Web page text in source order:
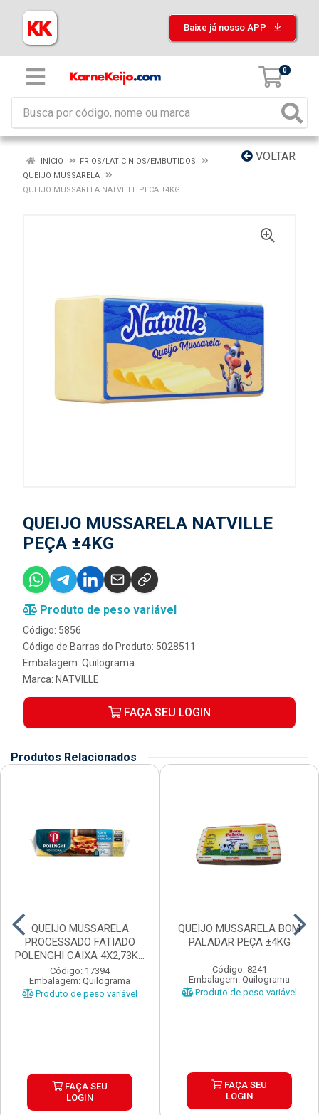
Baixe já nosso APP
0
VOLTAR
INÍCIO
FRIOS/LATICÍNIOS/EMBUTIDOS
QUEIJO MUSSARELA
QUEIJO MUSSARELA NATVILLE PECA ±4KG
QUEIJO MUSSARELA NATVILLE
PEÇA ±4KG
Produto de peso variável
Código: 5856
Código de Barras do Produto: 5028511
Embalagem: Quilograma
Marca: NATVILLE
FAÇA SEU LOGIN
Produtos Relacionados
QUEIJO MUSSARELA
PROCESSADO FATIADO
POLENGHI CAIXA 4X2,73KG
...
Código: 17394
Embalagem: Quilograma
Produto de peso variável
FAÇA SEU
LOGIN
QUEIJO MUSSARELA BOM
PALADAR PEÇA ±4KG
Código: 8241
Embalagem: Quilograma
Produto de peso variável
FAÇA SEU
LOGIN